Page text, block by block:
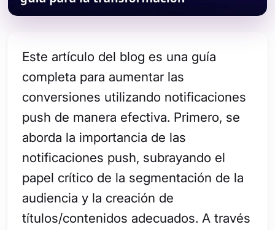
Este artículo del blog es una guía
completa para aumentar las
conversiones utilizando notificaciones
push de manera efectiva. Primero, se
aborda la importancia de las
notificaciones push, subrayando el
papel crítico de la segmentación de la
audiencia y la creación de
títulos/contenidos adecuados. A través